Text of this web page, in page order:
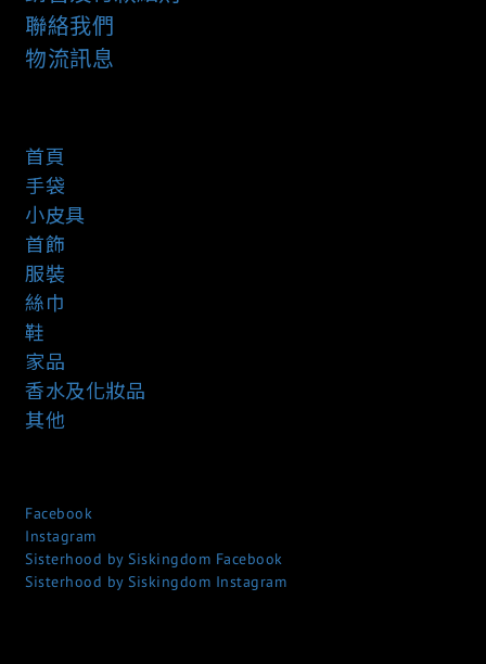
聯絡我們
物流訊息
首頁
手袋
小皮具
首飾
服裝
絲巾
鞋
家品
香水及化妝品
其他
Facebook
Instagram
Sisterhood by Siskingdom Facebook
Sisterhood by Siskingdom Instagram